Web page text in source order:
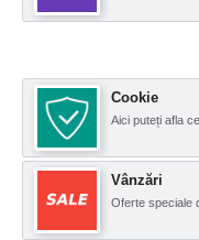
Cookie
Aici puteți afla
Vânzări
Oferte speciale